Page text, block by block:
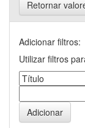
Retornar
Adicionar filtros:
Utilizar filtros